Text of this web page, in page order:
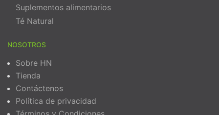
Suplementos alimentarios
Té Natural
NOSOTROS
Sobre HN
Tienda
Contáctenos
Política de privacidad